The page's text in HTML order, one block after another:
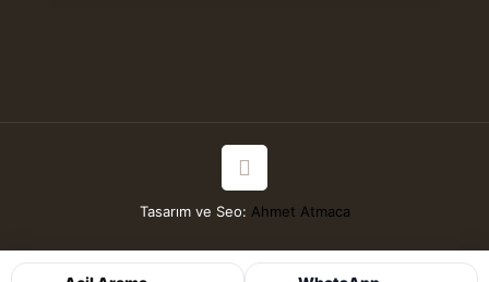
Tasarım ve Seo: Ahmet Atmaca